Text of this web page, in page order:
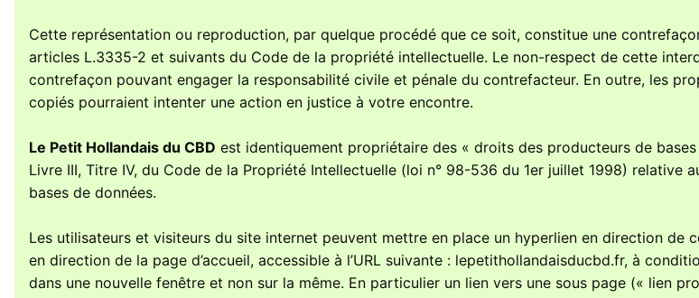
Cette représentation ou reproduction, par quelque procédé que ce soit, constitue une
articles L.3335-2 et suivants du Code de la propriété intellectuelle. Le non-respect de cette
contrefaçon pouvant engager la responsabilité civile et pénale du contrefacteur. En outre, les
copiés pourraient intenter une action en justice à votre encontre.
Le Petit Hollandais du CBD est identiquement propriétaire des « droits des producteurs de bases
Livre III, Titre IV, du Code de la Propriété Intellectuelle (loi n° 98-536 du 1er juillet 1998) relative
bases de données.
Les utilisateurs et visiteurs du site internet peuvent mettre en place un hyperlien en direction de
en direction de la page d’accueil, accessible à l’URL suivante : lepetithollandaisducbd.fr, à
dans une nouvelle fenêtre et non sur la même. En particulier un lien vers une sous page (« lien